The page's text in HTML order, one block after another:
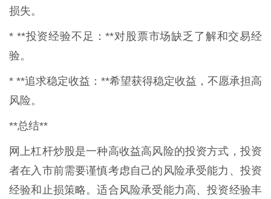
损失。
* **投资经验不足：**对股票市场缺乏了解和交易经
验。
* **追求稳定收益：**希望获得稳定收益，不愿承担高
风险。
**总结**
网上杠杆炒股是一种高收益高风险的投资方式，投资
者在入市前需要谨慎考虑自己的风险承受能力、投资
经验和止损策略。适合风险承受能力高、投资经验丰